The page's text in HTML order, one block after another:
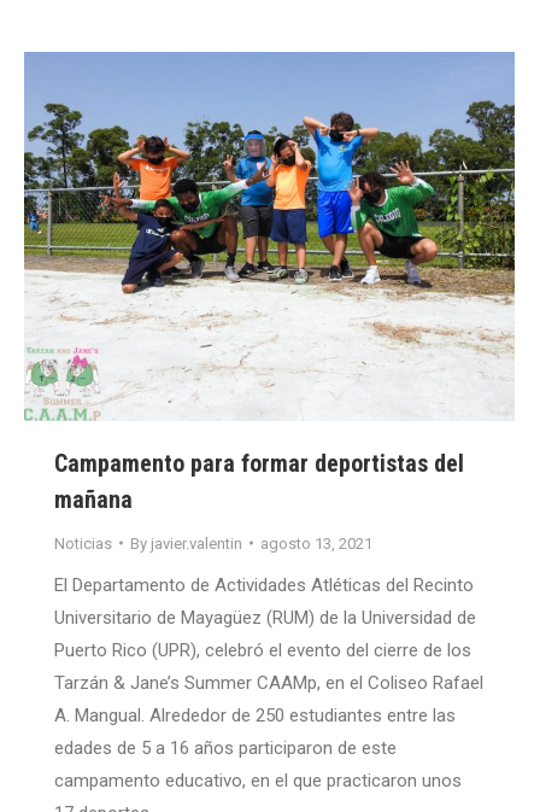
Campamento para formar deportistas del
mañana
Noticias By javier.valentin agosto 13, 2021
El Departamento de Actividades Atléticas del Recinto
Universitario de Mayagüez (RUM) de la Universidad de
Puerto Rico (UPR), celebró el evento del cierre de los
Tarzán & Jane’s Summer CAAMp, en el Coliseo Rafael
A. Mangual. Alrededor de 250 estudiantes entre las
edades de 5 a 16 años participaron de este
campamento educativo, en el que practicaron unos